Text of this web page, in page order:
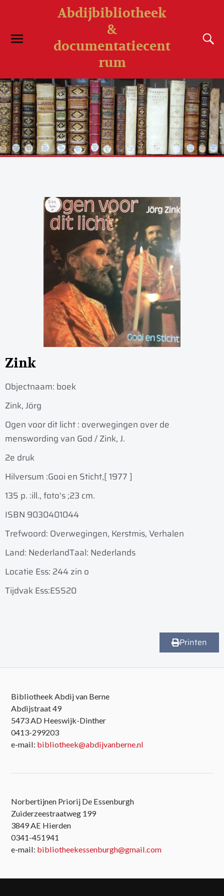
Abdijbibliotheek
&
documentatiecent
rum
Zink
Objectnaam: boek
Zink, Jörg
Ogen voor dit licht : overwegingen over de
menswording van God / Zink, J.
2e druk
Hilversum :Gooi en Sticht,[ 1977 ]
135 p. :ill., foto's ;23 cm.
ISBN 9030401044
Trefwoord: Overwegingen, Kerstmis, Verhalen
Land: NederlandTaal: Nederlands
Locatie Ess: 244 zin o
Tijdvak Ess:ESS20
Printen
Bibliotheek Abdij van Berne
Abdijstraat 49
5473 AD Heeswijk-Dinther
0413-299203
e-mail: bibliotheek@abdijvanberne.nl
Norbertijnen Priorij De Essenburgh
Zuiderzeestraatweg 199
3849 AE Hierden
0341-451941
e-mail: bibliotheekessenburgh@gmail.com